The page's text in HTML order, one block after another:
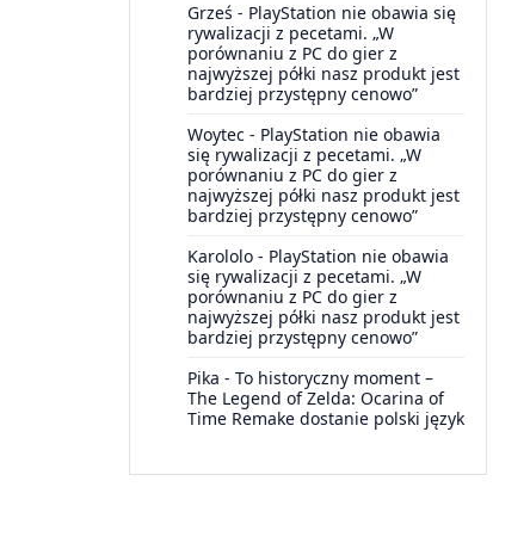
Grześ - PlayStation nie obawia się
rywalizacji z pecetami. „W
porównaniu z PC do gier z
najwyższej półki nasz produkt jest
bardziej przystępny cenowo”
Woytec - PlayStation nie obawia
się rywalizacji z pecetami. „W
porównaniu z PC do gier z
najwyższej półki nasz produkt jest
bardziej przystępny cenowo”
Karololo - PlayStation nie obawia
się rywalizacji z pecetami. „W
porównaniu z PC do gier z
najwyższej półki nasz produkt jest
bardziej przystępny cenowo”
Pika - To historyczny moment –
The Legend of Zelda: Ocarina of
Time Remake dostanie polski język